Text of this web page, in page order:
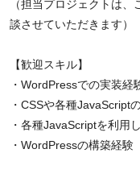
（担当プロジェクトは
談させていただきます）
【歓迎スキル】
・WordPressでの実装経
・CSSや各種JavaScript
・各種JavaScriptを利用
・WordPressの構築経験